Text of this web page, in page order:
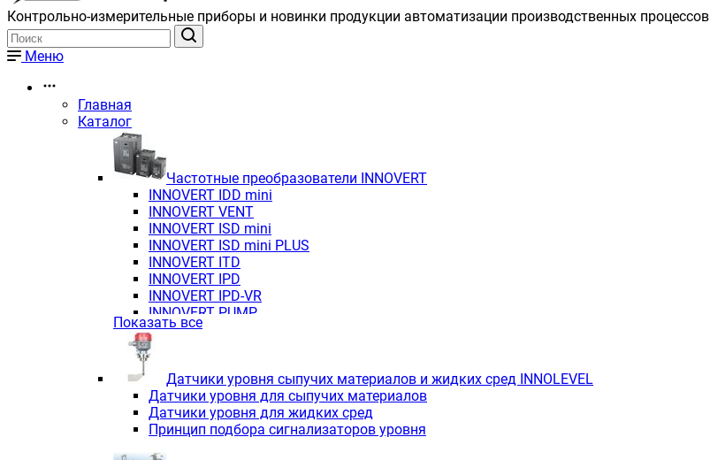
Контрольно-измерительные приборы и новинки продукции автоматизации производственных процессов
Меню
Главная
Каталог
Частотные преобразователи INNOVERT
INNOVERT IDD mini
INNOVERT VENT
INNOVERT ISD mini
INNOVERT ISD mini PLUS
INNOVERT ITD
INNOVERT IРD
INNOVERT IРD-VR
INNOVERT PUMP
Показать все
Датчики уровня сыпучих материалов и жидких сред INNOLEVEL
Датчики уровня для сыпучих материалов
Датчики уровня для жидких сред
Принцип подбора сигнализаторов уровня